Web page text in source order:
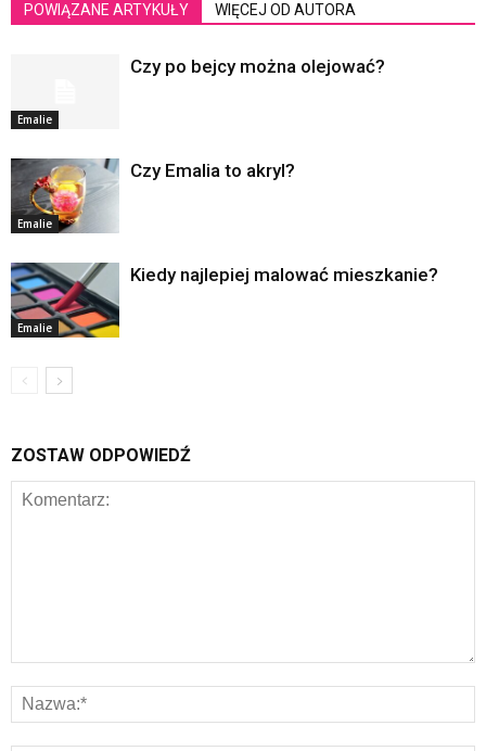
POWIĄZANE ARTYKUŁY WIĘCEJ OD AUTORA
Emalie
Czy po bejcy można olejować?
Emalie
Czy Emalia to akryl?
Emalie
Kiedy najlepiej malować mieszkanie?
ZOSTAW ODPOWIEDŹ